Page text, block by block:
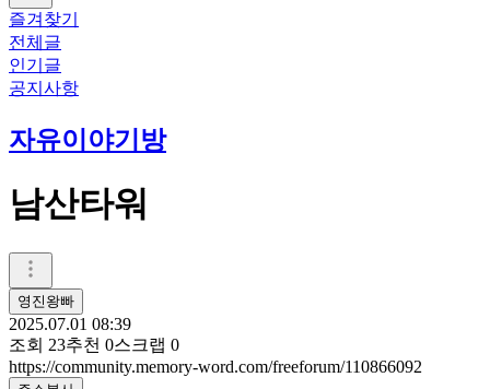
즐겨찾기
전체글
인기글
공지사항
자유이야기방
남산타워
영진왕빠
2025.07.01 08:39
조회 23추천 0스크랩 0
https://community.memory-word.com/freeforum/110866092